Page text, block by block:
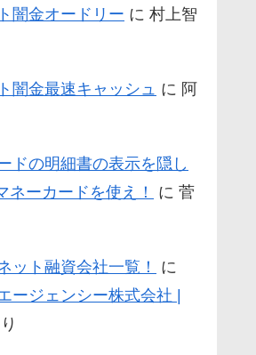
闇金オードリー に 村上智
闇金最速キャッシュ に 阿
ドの明細書の表示を隠し
ネーカードを使え！
に 菅
ット融資会社一覧！
に
ージェンシー株式会社 |